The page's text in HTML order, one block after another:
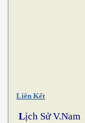
Liên Kết
Lịch Sử V.Nam